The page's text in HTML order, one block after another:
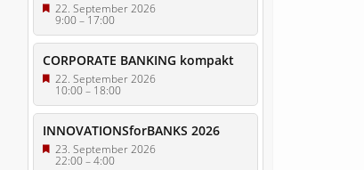
22. September 2026
9:00–17:00
CORPORATE BANKING kompakt
22. September 2026
10:00– 18:00
INNOVATIONSforBANKS 2026
23. September 2026
22:00–4:00